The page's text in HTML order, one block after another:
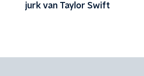
jurk van Taylor Swift